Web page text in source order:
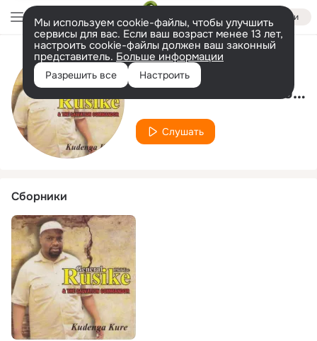
Войти
Мы используем cookie-файлы, чтобы улучшить
сервисы для вас. Если ваш возраст менее 13 лет,
настроить cookie-файлы должен ваш законный
представитель. Больше информации
Разрешить все Настроить
Исполнитель
General Phil Tee Rusike
Слушать
Сборники